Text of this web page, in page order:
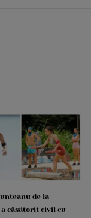
de la
căsătorit civil cu